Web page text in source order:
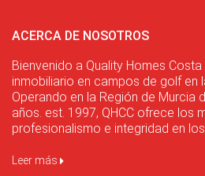
ACERCA DE NOSOTROS
Bienvenido a Quality Homes
inmobiliario en campos de golf en
Operando en la Región de Murcia
años. est. 1997, QHCC ofrece los
profesionalismo e integridad en
Leer más